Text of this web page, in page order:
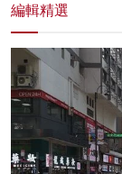
編輯精選